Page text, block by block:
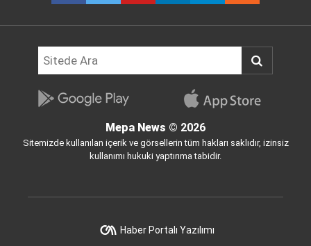
Mepa News © 2026
Sitemizde kullanılan içerik ve görsellerin tüm hakları saklıdır, izinsiz
kullanımı hukuki yaptırıma tabidir.
Haber Portalı Yazılımı